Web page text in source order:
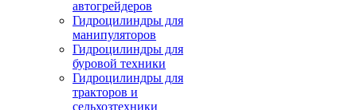
автогрейдеров
Гидроцилиндры для
манипуляторов
Гидроцилиндры для
буровой техники
Гидроцилиндры для
тракторов и
сельхозтехники